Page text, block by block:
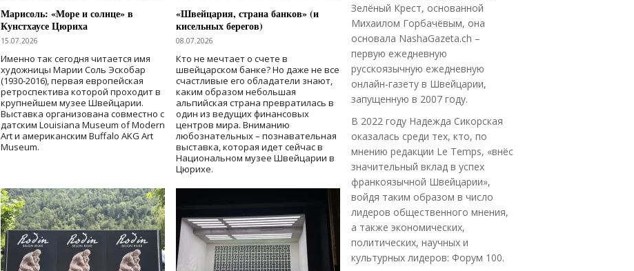
Марисоль: «Море и солнце» в
Кунстхаусе Цюриха
15.07.2026
Именно так сегодня читается имя
художницы Марии Соль Эскобар
(1930-2016), первая европейская
ретроспектива которой проходит в
крупнейшем музее Швейцарии.
Выставка организована совместно с
датским Louisiana Museum of Modern
Art и американским Buffalo AKG Art
Museum.
«Швейцария, страна банков» (и
кисельных берегов)
08.07.2026
Кто не мечтает о счете в
швейцарском банке? Но даже не все
счастливые его обладатели знают,
каким образом небольшая
альпийская страна превратилась в
один из ведущих финансовых
центров мира. Вниманию
любознательных – познавательная
выставка, которая идет сейчас в
Национальном музее Швейцарии в
Цюрихе.
Зелёный Крест, основанной
Михаилом Горбачёвым, она
основала NashaGazeta.ch –
первую ежедневную
русскоязычную ежедневную
онлайн-газету в Швейцарии,
запущенную в 2007 году.
В 2022 году Надежда Сикорская
оказалась среди тех, кто, по
мнению редакции Le Temps, «внёс
значительный вклад в успех
франкоязычной Швейцарии»,
войдя таким образом в число
лидеров общественного мнения,
а также экономических,
политических, научных и
культурных лидеров: Форум 100.